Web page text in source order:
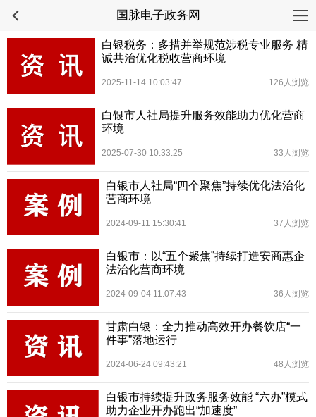
国脉电子政务网
白银税务：多措并举规范涉税专业服务 精
诚共治优化税收营商环境
2025-11-14 10:03:47 126人浏览
白银市人社局提升服务效能助力优化营商
环境
2025-07-30 10:33:25 33人浏览
白银市人社局“四个聚焦”持续优化法治化
营商环境
2024-09-11 15:30:41 37人浏览
白银市：以“五个聚焦”持续打造安商惠企
法治化营商环境
2024-09-04 11:07:43 36人浏览
甘肃白银：全力推动高效开办餐饮店“一
件事”落地运行
2024-06-24 09:43:21 48人浏览
白银市持续提升政务服务效能 “六办”模式
助力企业开办跑出“加速度”